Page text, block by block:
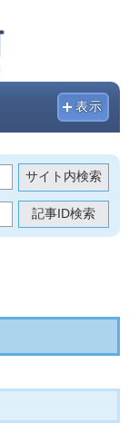
表示
サイト内検索
記事ID検索